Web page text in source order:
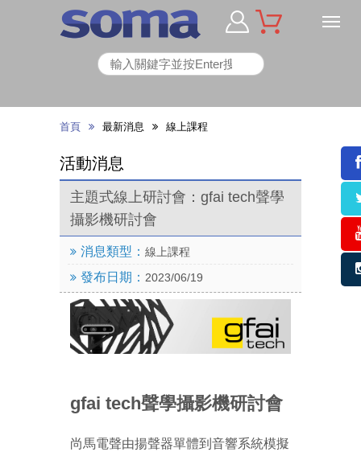
首頁 最新消息 線上課程
活動消息
主題式線上研討會：gfai tech聲學
攝影機研討會
消息類型： 線上課程
發布日期： 2023/06/19
gfai tech聲學攝影機研討會
尚馬電聲由揚聲器單體到音響系統模擬